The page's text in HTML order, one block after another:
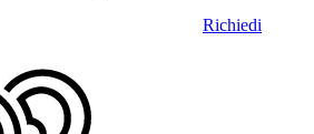
Richiedi